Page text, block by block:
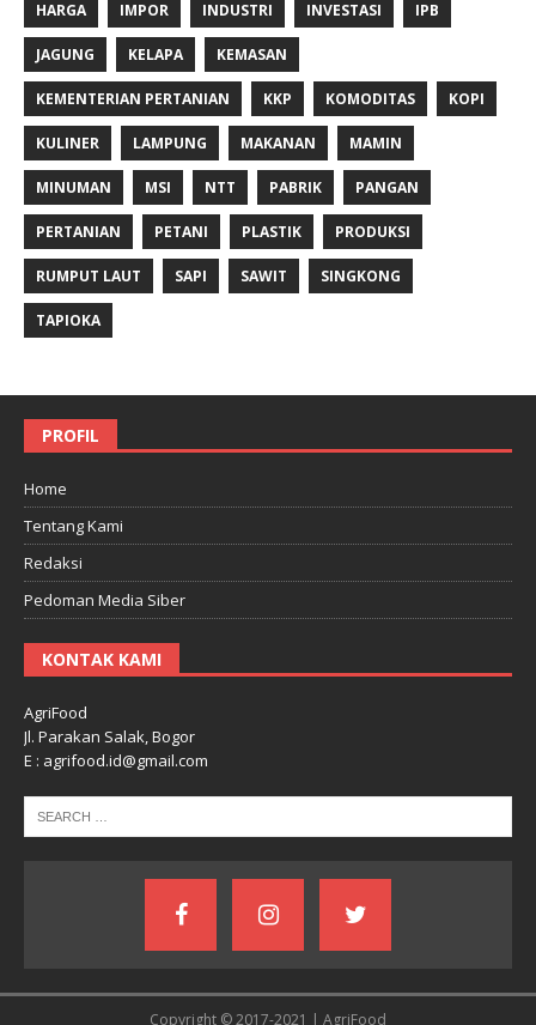
HARGA IMPOR INDUSTRI INVESTASI IPB
JAGUNG KELAPA KEMASAN
KEMENTERIAN PERTANIAN KKP KOMODITAS KOPI
KULINER LAMPUNG MAKANAN MAMIN
MINUMAN MSI NTT PABRIK PANGAN
PERTANIAN PETANI PLASTIK PRODUKSI
RUMPUT LAUT SAPI SAWIT SINGKONG
TAPIOKA
PROFIL
Home
Tentang Kami
Redaksi
Pedoman Media Siber
KONTAK KAMI
AgriFood
Jl. Parakan Salak, Bogor
E : agrifood.id@gmail.com
Copyright © 2017-2021 | AgriFood